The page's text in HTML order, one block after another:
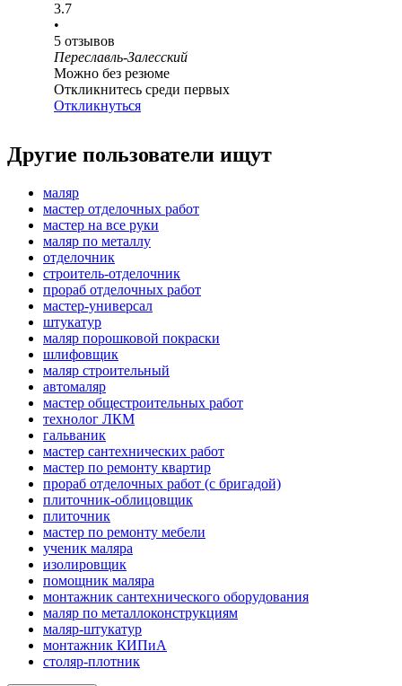
3.7
•
5 отзывов
Переславль-Залесский
Можно без резюме
Откликнитесь среди первых
Откликнуться
Другие пользователи ищут
маляр
мастер отделочных работ
мастер на все руки
маляр по металлу
отделочник
строитель-отделочник
прораб отделочных работ
мастер-универсал
штукатур
маляр порошковой покраски
шлифовщик
маляр строительный
автомаляр
мастер общестроительных работ
технолог ЛКМ
гальваник
мастер сантехнических работ
мастер по ремонту квартир
прораб отделочных работ (с бригадой)
плиточник-облицовщик
плиточник
мастер по ремонту мебели
ученик маляра
изолировщик
помощник маляра
монтажник сантехнического оборудования
маляр по металлоконструкциям
маляр-штукатур
монтажник КИПиА
столяр-плотник